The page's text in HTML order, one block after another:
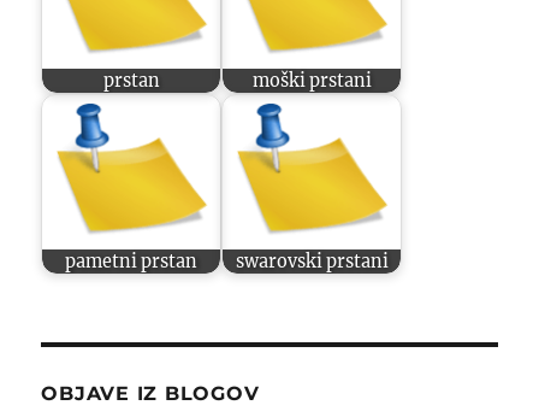
prstan moški prstani
pametni prstan swarovski prstani
OBJAVE IZ BLOGOV